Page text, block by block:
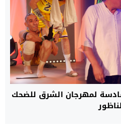
لمهرجان الشرق للضحك